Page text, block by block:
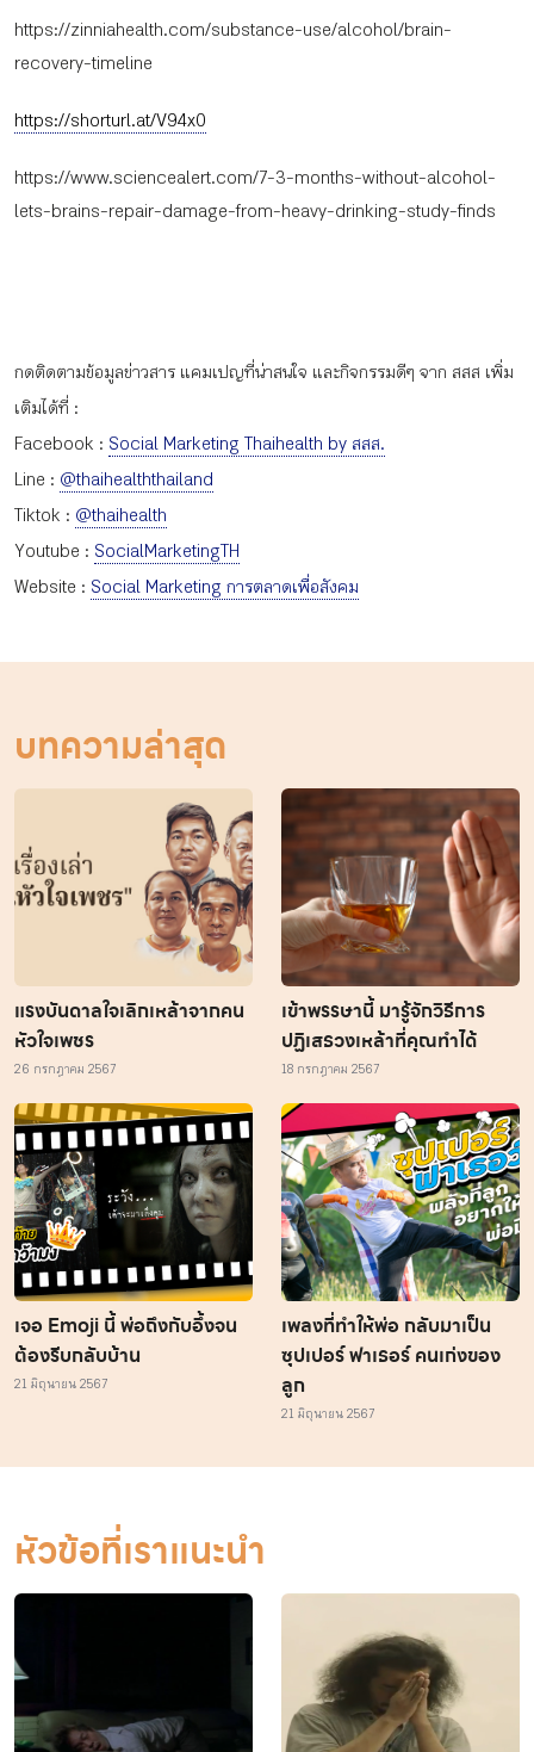
https://zinniahealth.com/substance-use/alcohol/brain-
recovery-timeline
https://shorturl.at/V94x0
https://www.sciencealert.com/7-3-months-without-alcohol-
lets-brains-repair-damage-from-heavy-drinking-study-finds
กดติดตามข้อมูลข่าวสาร แคมเปญที่น่าสนใจ และกิจกรรมดีๆ จาก สสส เพิ่ม
เติมได้ที่ :
Facebook : Social Marketing Thaihealth by สสส.
Line : @thaihealththailand
Tiktok : @thaihealth
Youtube : SocialMarketingTH
Website : Social Marketing การตลาดเพื่อสังคม
บทความล่าสุด
แรงบันดาลใจเลิกเหล้าจากคน
หัวใจเพชร
26 กรกฎาคม 2567
เข้าพรรษานี้ มารู้จักวิธีการ
ปฏิเสธวงเหล้าที่คุณทำได้
18 กรกฎาคม 2567
เจอ Emoji นี้ พ่อถึงกับอึ้งจน
ต้องรีบกลับบ้าน
21 มิถุนายน 2567
เพลงที่ทำให้พ่อ กลับมาเป็น
ซุปเปอร์ ฟาเธอร์ คนเก่งของ
ลูก
21 มิถุนายน 2567
หัวข้อที่เราแนะนำ